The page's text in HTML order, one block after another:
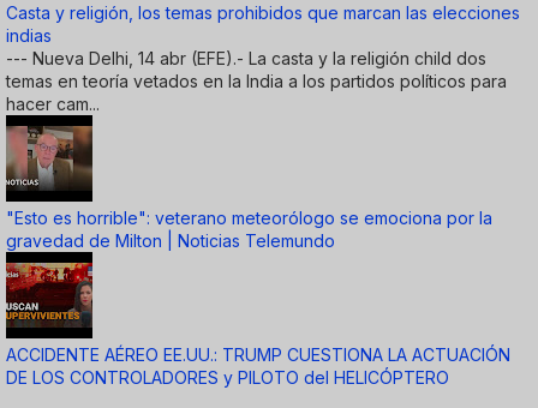
Casta y religión, los temas prohibidos que marcan las elecciones
indias
--- Nueva Delhi, 14 abr (EFE).- La casta y la religión child dos
temas en teoría vetados en la India a los partidos políticos para
hacer cam...
"Esto es horrible": veterano meteorólogo se emociona por la
gravedad de Milton | Noticias Telemundo
ACCIDENTE AÉREO EE.UU.: TRUMP CUESTIONA LA ACTUACIÓN
DE LOS CONTROLADORES y PILOTO del HELICÓPTERO